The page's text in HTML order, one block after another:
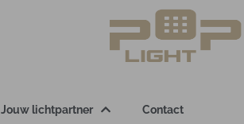
Jouw lichtpartner Contact